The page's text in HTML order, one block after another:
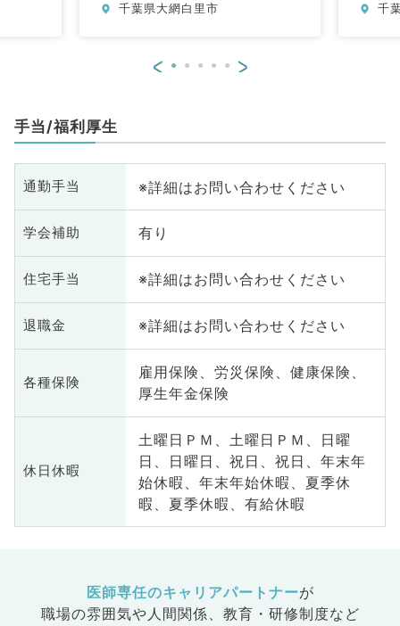
内科、血液内科、膠原病科
千葉県大網白里市 千
< >
手当/福利厚生
通勤手当 ※詳細はお問い合わせください
学会補助 有り
住宅手当 ※詳細はお問い合わせください
退職金 ※詳細はお問い合わせください
各種保険
雇用保険、労災保険、健康保険、
厚生年金保険
休日休暇
土曜日ＰＭ、土曜日ＰＭ、日曜
日、日曜日、祝日、祝日、年末年
始休暇、年末年始休暇、夏季休
暇、夏季休暇、有給休暇
医師専任のキャリアパートナーが
職場の雰囲気や人間関係、 教育・研修制度など